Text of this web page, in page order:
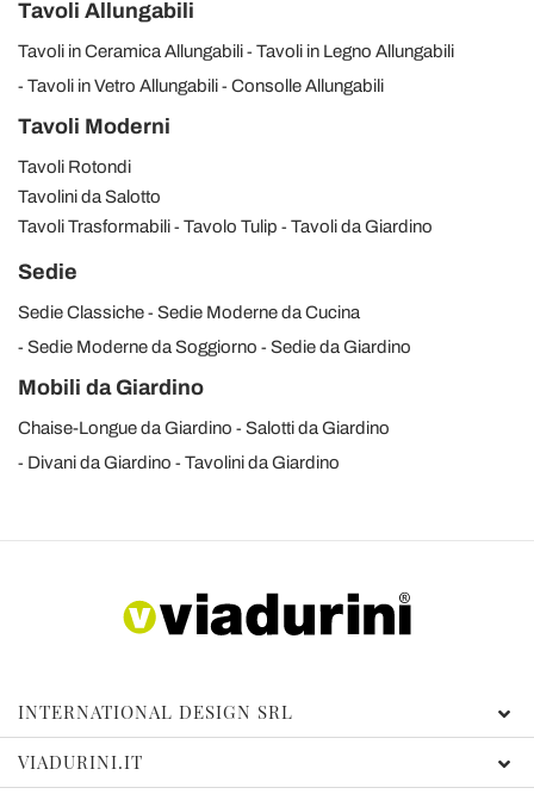
Tavoli Allungabili
Tavoli in Ceramica Allungabili
Tavoli in Legno Allungabili
Tavoli in Vetro Allungabili
Consolle Allungabili
Tavoli Moderni
Tavoli Rotondi
Tavolini da Salotto
Tavoli Trasformabili
Tavolo Tulip Tavoli da Giardino
Sedie
Sedie Classiche
Sedie Moderne da Cucina
Sedie Moderne da Soggiorno
Sedie da Giardino
Mobili da Giardino
Chaise-Longue da Giardino
Salotti da Giardino
Divani da Giardino
Tavolini da Giardino
INTERNATIONAL DESIGN SRL
VIADURINI.IT